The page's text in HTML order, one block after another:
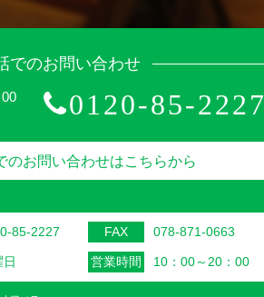
でのお問い合わせ
0120-85-2227
のお問い合わせはこちらから
85-2227 FAX 078-871-0663
日 営業時間 10：00～20：00